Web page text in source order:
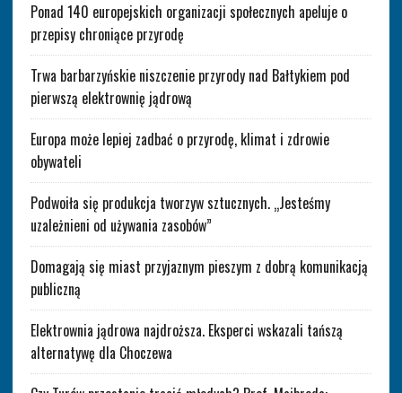
Ponad 140 europejskich organizacji społecznych apeluje o
przepisy chroniące przyrodę
Trwa barbarzyńskie niszczenie przyrody nad Bałtykiem pod
pierwszą elektrownię jądrową
Europa może lepiej zadbać o przyrodę, klimat i zdrowie
obywateli
Podwoiła się produkcja tworzyw sztucznych. „Jesteśmy
uzależnieni od używania zasobów”
Domagają się miast przyjaznym pieszym z dobrą komunikacją
publiczną
Elektrownia jądrowa najdroższa. Eksperci wskazali tańszą
alternatywę dla Choczewa